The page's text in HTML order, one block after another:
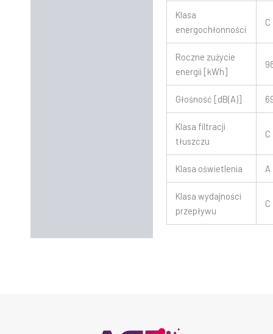
Klasa
energochłonności
C
Roczne zużycie
energii [kWh]
Głośność [dB(A)]
Klasa filtracji
tłuszczu
C
Klasa oświetlenia A
Klasa wydajności
przepływu
C